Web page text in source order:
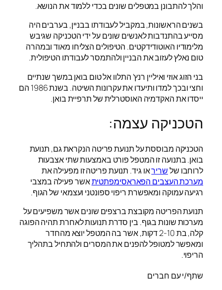
והלך להתבונן במטפלים שונים בכדי ללמוד את הנושא.
בשנים הראשונות, במקביל לעבודתו בבניין, בערבים היה
מסייע בהתנדבות לאנשים שונים על ידי הטכניקה שגיבש
מלימודיו האוטודידקטים. הטיפולים הצליחו מאוד ובמהרה
טום נאלץ לעזוב את הבניין ולהתמסר לעבודתו הטיפולית.
בני הזוג אוזי ואיליין רנץ' התלוו אל טום בואן במשך שנתיים
וחצי ובכך למדו ותיעדו את עקרונות השיטה. בשנת 1986 הם
ייסדו את האקדמיה האוסטרלית של תרפיית בואן.
הטכניקה עצמה:
הטכניקה מבוססת על תנועת פריטה הנקראת גם, תנועת
בואן. בתנועה זו המטפל פורט באמצעות שתי אצבעות
לרוחבו שלשריראו גיד. תנועת פריטה זו מפעילה את
מערכת העצבים הפאראסימפתטיתאשר פעילה במצבי
רגיעה עמוקה ומאפשרת ריפוי ספונטני ועצמאי של הגוף.
תנועת הפריטה מקובצת ברצפים שונים אשר משפיעים על
מערכות שונות בגוף. בין סדרת תנועות לאחרת תהיה הפוגה
קלה, בת 2-10 דקות, אשר בה המטפל יוצא מהחדר
ומאפשר למטופל להפנים את המסרים ולהתחיל בתהליך
הריפוי.
שתף/י עם חברים